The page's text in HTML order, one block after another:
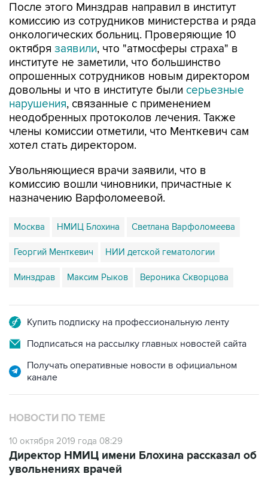
После этого Минздрав направил в институт
комиссию из сотрудников министерства и ряда
онкологических больниц. Проверяющие 10
октября заявили, что "атмосферы страха" в
институте не заметили, что большинство
опрошенных сотрудников новым директором
довольны и что в институте были серьезные
нарушения, связанные с применением
неодобренных протоколов лечения. Также
члены комиссии отметили, что Менткевич сам
хотел стать директором.
Увольняющиеся врачи заявили, что в
комиссию вошли чиновники, причастные к
назначению Варфоломеевой.
Москва НМИЦ Блохина Светлана Варфоломеева
Георгий Менткевич НИИ детской гематологии
Минздрав Максим Рыков Вероника Скворцова
Купить подписку на профессиональную ленту
Подписаться на рассылку главных новостей сайта
Получать оперативные новости в официальном
канале
НОВОСТИ ПО ТЕМЕ
10 октября 2019 года 08:29
Директор НМИЦ имени Блохина рассказал об
увольнениях врачей